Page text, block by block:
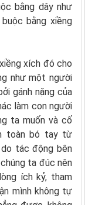
bằng dây như
bằng xiềng
xích đó cho
như một người
gánh nặng của
làm con người
ta muốn và cố
toàn bó tay từ
do tác động bên
ta đúc nên
ích kỷ, tham
mình không tự